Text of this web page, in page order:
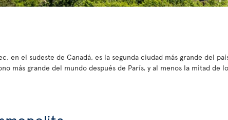
en el sudeste de Canadá, es la segunda ciudad más grande del
más grande del mundo después de París, y al menos la mitad de